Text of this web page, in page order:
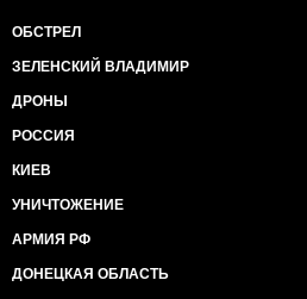
ОБСТРЕЛ
ЗЕЛЕНСКИЙ ВЛАДИМИР
ДРОНЫ
РОССИЯ
КИЕВ
УНИЧТОЖЕНИЕ
АРМИЯ РФ
ДОНЕЦКАЯ ОБЛАСТЬ